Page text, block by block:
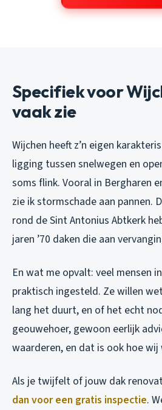
Specifiek voor
vaak zie
Wijchen heeft z’n eigen
ligging tussen snelwegen en
soms flink. Vooral in Bergharen
zie ik stormschade aan pannen.
rond de Sint Antonius Abtkerk
jaren ’70 daken die aan
En wat me opvalt: veel mensen
praktisch ingesteld. Ze willen
lang het duurt, en of het echt
geouwehoer, gewoon eerlijk
waarderen, en dat is ook hoe wij
Als je twijfelt of jouw dak
dan voor een gratis inspectie.